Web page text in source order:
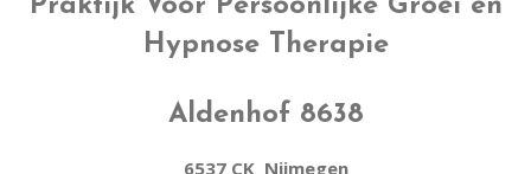
Praktijk Voor Persoonlijke Groei en
Hypnose Therapie
Aldenhof 8638
6537 CK Nijmegen